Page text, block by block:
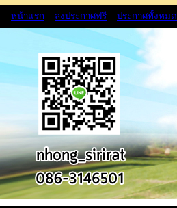
หน้าแรก ลงประกาศฟรี ประกาศทั้งหมด